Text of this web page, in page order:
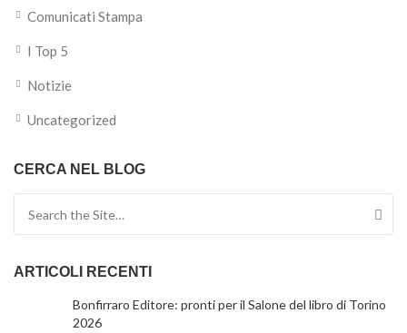
Comunicati Stampa
I Top 5
Notizie
Uncategorized
CERCA NEL BLOG
ARTICOLI RECENTI
Bonfirraro Editore: pronti per il Salone del libro di Torino
2026